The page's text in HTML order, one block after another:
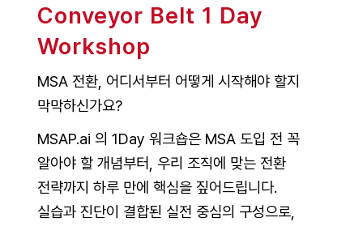
Conveyor Belt 1 Day
Workshop
MSA 전환, 어디서부터 어떻게 시작해야 할지
막막하신가요?
MSAP.ai 의 1Day 워크숍은 MSA 도입 전 꼭
알아야 할 개념부터, 우리 조직에 맞는 전환
전략까지 하루 만에 핵심을 짚어드립니다.
실습과 진단이 결합된 실전 중심의 구성으로,